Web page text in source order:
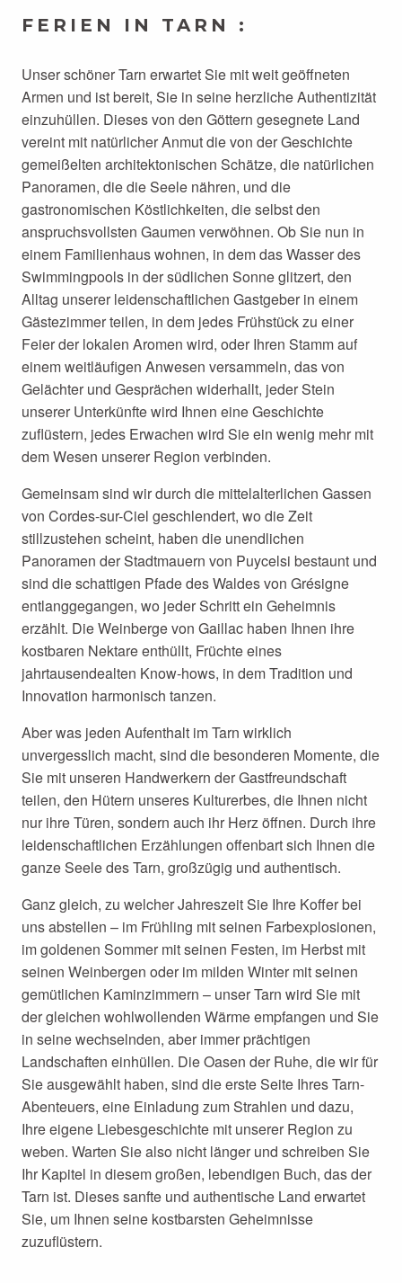
FERIEN IN TARN :
Unser schöner Tarn erwartet Sie mit weit geöffneten
Armen und ist bereit, Sie in seine herzliche Authentizität
einzuhüllen. Dieses von den Göttern gesegnete Land
vereint mit natürlicher Anmut die von der Geschichte
gemeißelten architektonischen Schätze, die natürlichen
Panoramen, die die Seele nähren, und die
gastronomischen Köstlichkeiten, die selbst den
anspruchsvollsten Gaumen verwöhnen. Ob Sie nun in
einem Familienhaus wohnen, in dem das Wasser des
Swimmingpools in der südlichen Sonne glitzert, den
Alltag unserer leidenschaftlichen Gastgeber in einem
Gästezimmer teilen, in dem jedes Frühstück zu einer
Feier der lokalen Aromen wird, oder Ihren Stamm auf
einem weitläufigen Anwesen versammeln, das von
Gelächter und Gesprächen widerhallt, jeder Stein
unserer Unterkünfte wird Ihnen eine Geschichte
zuflüstern, jedes Erwachen wird Sie ein wenig mehr mit
dem Wesen unserer Region verbinden.
Gemeinsam sind wir durch die mittelalterlichen Gassen
von Cordes-sur-Ciel geschlendert, wo die Zeit
stillzustehen scheint, haben die unendlichen
Panoramen der Stadtmauern von Puycelsi bestaunt und
sind die schattigen Pfade des Waldes von Grésigne
entlanggegangen, wo jeder Schritt ein Geheimnis
erzählt. Die Weinberge von Gaillac haben Ihnen ihre
kostbaren Nektare enthüllt, Früchte eines
jahrtausendealten Know-hows, in dem Tradition und
Innovation harmonisch tanzen.
Aber was jeden Aufenthalt im Tarn wirklich
unvergesslich macht, sind die besonderen Momente, die
Sie mit unseren Handwerkern der Gastfreundschaft
teilen, den Hütern unseres Kulturerbes, die Ihnen nicht
nur ihre Türen, sondern auch ihr Herz öffnen. Durch ihre
leidenschaftlichen Erzählungen offenbart sich Ihnen die
ganze Seele des Tarn, großzügig und authentisch.
Ganz gleich, zu welcher Jahreszeit Sie Ihre Koffer bei
uns abstellen – im Frühling mit seinen Farbexplosionen,
im goldenen Sommer mit seinen Festen, im Herbst mit
seinen Weinbergen oder im milden Winter mit seinen
gemütlichen Kaminzimmern – unser Tarn wird Sie mit
der gleichen wohlwollenden Wärme empfangen und Sie
in seine wechselnden, aber immer prächtigen
Landschaften einhüllen. Die Oasen der Ruhe, die wir für
Sie ausgewählt haben, sind die erste Seite Ihres Tarn-
Abenteuers, eine Einladung zum Strahlen und dazu,
Ihre eigene Liebesgeschichte mit unserer Region zu
weben. Warten Sie also nicht länger und schreiben Sie
Ihr Kapitel in diesem großen, lebendigen Buch, das der
Tarn ist. Dieses sanfte und authentische Land erwartet
Sie, um Ihnen seine kostbarsten Geheimnisse
zuzuflüstern.